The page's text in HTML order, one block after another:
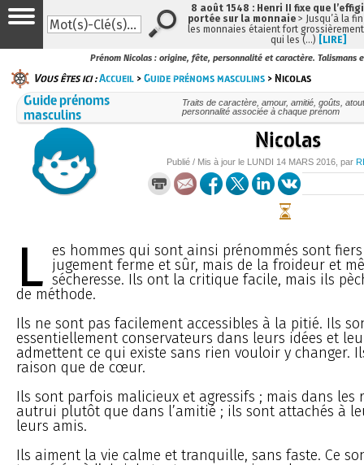
Prénom Nicolas : origine, fête, personnalité et caractère. Talismans
Vous êtes ici :Accueil >Guide prénoms masculins > Nicolas
Guide prénoms
masculins
Traits de caractère, amour, amitié, goûts,
personnalité associée à chaque prénom
Nicolas
Publié / Mis à jour le LUNDI 14 MARS 2016 , par
L es hommes qui sont ainsi prénommés sont
jugement ferme et sûr, mais de la froideur et
sécheresse. Ils ont la critique facile, mais ils
de méthode.
Ils ne sont pas facilement accessibles à la pitié. Ils
essentiellement conservateurs dans leurs idées et
admettent ce qui existe sans rien vouloir y changer.
raison que de cœur.
Ils sont parfois malicieux et agressifs ; mais dans les
autrui plutôt que dans l’amitié ; ils sont attachés à
leurs amis.
Ils aiment la vie calme et tranquille, sans faste. Ce
8 août 1548 : Henri II fixe que
portée sur la monnaie > Jusqu’à la
les monnaies étaient fort
qui les (…) [LIRE]